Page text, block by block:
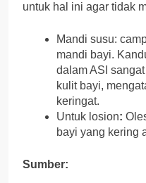
untuk hal ini agar tidak
Mandi susu:
mandi bayi.
dalam ASI
kulit bayi,
keringat.
Untuk losion:
bayi yang kering
Sumber: